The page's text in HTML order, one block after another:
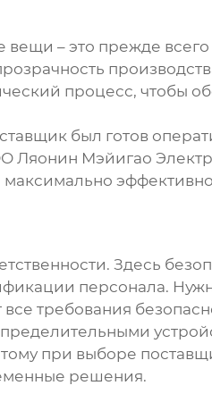
– это прежде
процесс, чтобы
был готов
Ляонин Мэйигао
максимально
Здесь
персонала.
требования
при выборе
решения.